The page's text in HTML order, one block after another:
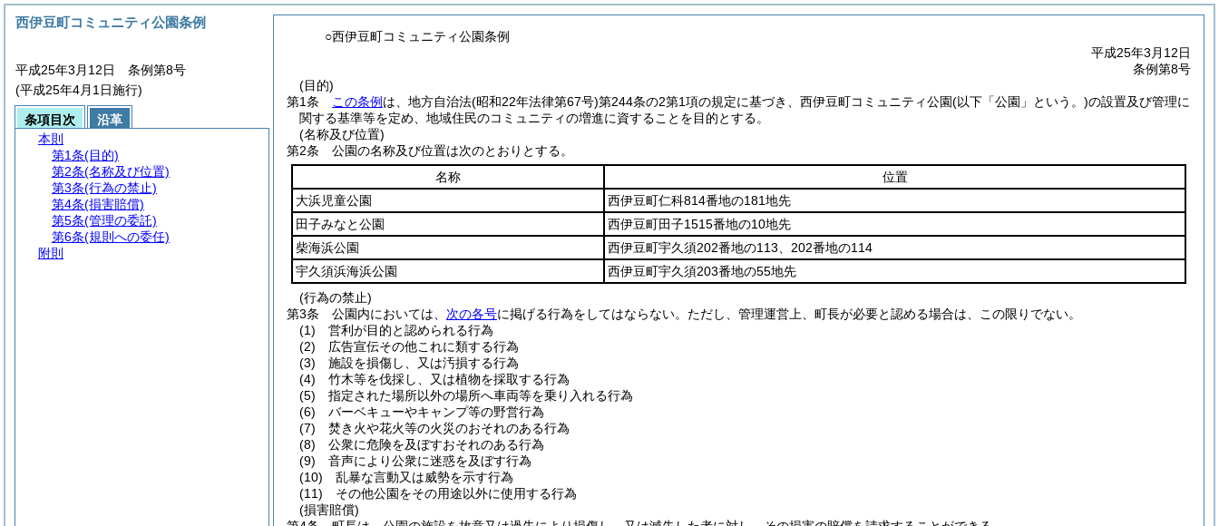
○西伊豆町コミュニティ公園条例
平成25年3月12日
条例第8号
(目的)
第1条
この条例 は、地方自治法(昭和22年法律第67号)第244条の2第1項の規定に基づき、西伊豆町コミュニティ公園(以下「公園」という。)の設置及び管理に
関する基準等を定め、地域住民のコミュニティの増進に資することを目的とする。
(名称及び位置)
第2条
公園の名称及び位置は次のとおりとする。
名称
位置
大浜児童公園
西伊豆町仁科814番地の181地先
田子みなと公園
西伊豆町田子1515番地の10地先
柴海浜公園
西伊豆町宇久須202番地の113、202番地の114
宇久須浜海浜公園
西伊豆町宇久須203番地の55地先
(行為の禁止)
第3条
公園内においては、 次の各号に掲げる行為をしてはならない。 ただし、管理運営上、町長が必要と認める場合は、この限りでない。
(1)
営利が目的と認められる行為
(2)
広告宣伝その他これに類する行為
(3)
施設を損傷し、又は汚損する行為
(4)
竹木等を伐採し、又は植物を採取する行為
(5)
指定された場所以外の場所へ車両等を乗り入れる行為
(6)
バーベキューやキャンプ等の野営行為
(7)
焚き火や花火等の火災のおそれのある行為
(8)
公衆に危険を及ぼすおそれのある行為
(9)
音声により公衆に迷惑を及ぼす行為
(10)
乱暴な言動又は威勢を示す行為
(11)
その他公園をその用途以外に使用する行為
(損害賠償)
西伊豆町コミュニティ公園条例
平成25年3月12日 条例第8号
(平成25年4月1日施行)
条項目次
沿革
本則
第1条(目的)
第2条(名称及び位置)
第3条(行為の禁止)
第4条(損害賠償)
第5条(管理の委託)
第6条(規則への委任)
附則